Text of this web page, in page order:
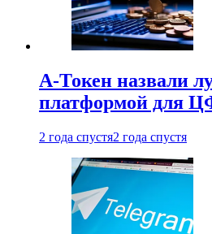
А-Токен назвали
платформой для
2 года спустя2 года спустя